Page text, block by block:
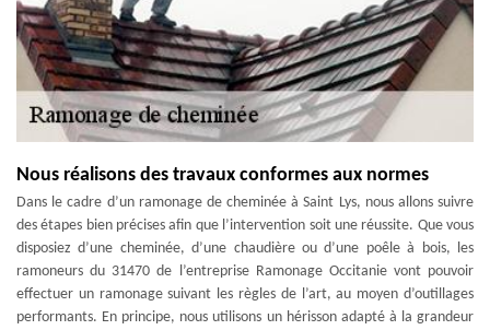
Nous réalisons des travaux conformes aux normes
Dans le cadre d’un ramonage de cheminée à Saint Lys, nous allons suivre
des étapes bien précises afin que l’intervention soit une réussite. Que vous
disposiez d’une cheminée, d’une chaudière ou d’une poêle à bois, les
ramoneurs du 31470 de l’entreprise Ramonage Occitanie vont pouvoir
effectuer un ramonage suivant les règles de l’art, au moyen d’outillages
performants. En principe, nous utilisons un hérisson adapté à la grandeur